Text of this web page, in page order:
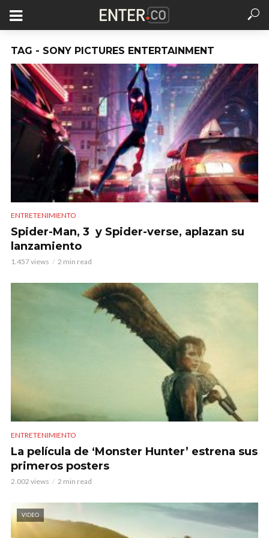
TAG - SONY PICTURES ENTERTAINMENT
ENTRETENIMIENTO
Spider-Man, 3 y Spider-verse, aplazan su
lanzamiento
1.457 views 2 min read
ENTRETENIMIENTO
La película de ‘Monster Hunter’ estrena sus
primeros posters
2.002 views 2 min read
VIDEO